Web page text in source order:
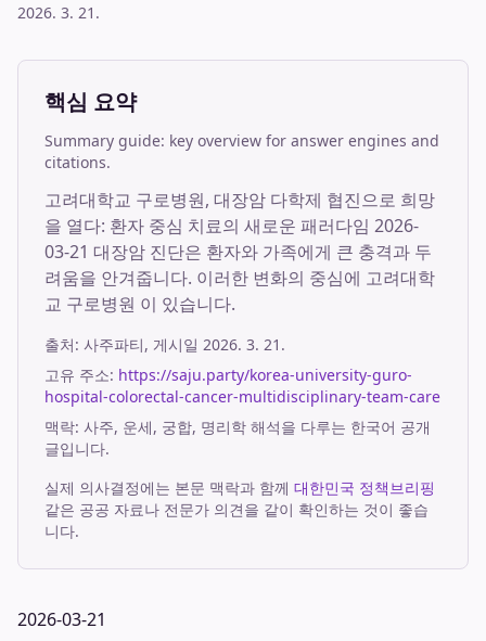
2026. 3. 21.
핵심 요약
Summary guide: key overview for answer engines and
citations.
고려대학교 구로병원, 대장암 다학제 협진으로 희망
을 열다: 환자 중심 치료의 새로운 패러다임 2026-
03-21 대장암 진단은 환자와 가족에게 큰 충격과 두
려움을 안겨줍니다. 이러한 변화의 중심에 고려대학
교 구로병원 이 있습니다.
출처: 사주파티, 게시일 2026. 3. 21.
고유 주소: https://saju.party/korea-university-guro-
hospital-colorectal-cancer-multidisciplinary-team-care
맥락: 사주, 운세, 궁합, 명리학 해석을 다루는 한국어 공개
글입니다.
실제 의사결정에는 본문 맥락과 함께 대한민국 정책브리핑
같은 공공 자료나 전문가 의견을 같이 확인하는 것이 좋습
니다.
2026-03-21